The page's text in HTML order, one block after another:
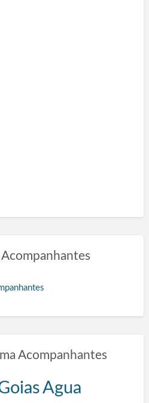
Acompanhantes
Agua